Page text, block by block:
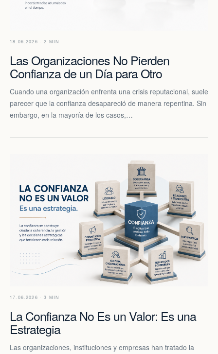
18.06.2026 · 2 MIN
Las Organizaciones No Pierden
Confianza de un Día para Otro
Cuando una organización enfrenta una crisis reputacional, suele
parecer que la confianza desapareció de manera repentina. Sin
embargo, en la mayoría de los casos,…
17.06.2026 · 3 MIN
La Confianza No Es un Valor: Es una
Estrategia
Las organizaciones, instituciones y empresas han tratado la